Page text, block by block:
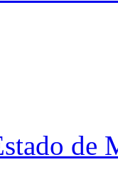
de